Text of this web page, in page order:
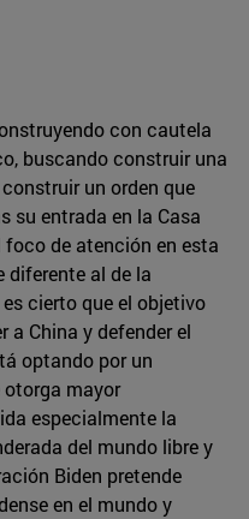
con cautela
buscando construir una
un orden que
su entrada en la Casa
de atención en esta
diferente al de la
cierto que el objetivo
a China y defender el
optando por un
mayor
especialmente la
del mundo libre y
Biden pretende
en el mundo y